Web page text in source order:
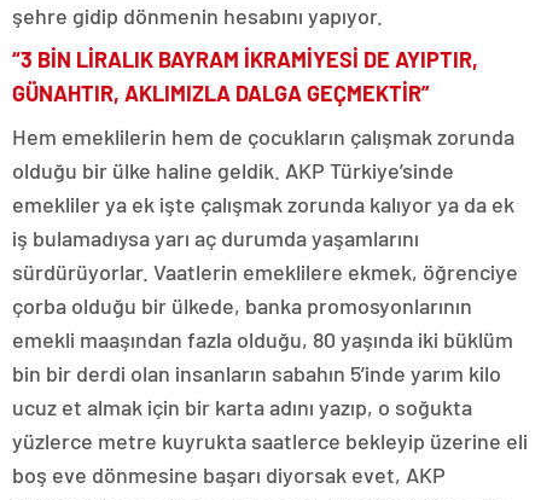
şehre gidip dönmenin hesabını yapıyor.
“3 BİN LİRALIK BAYRAM İKRAMİYESİ DE AYIPTIR,
GÜNAHTIR, AKLIMIZLA DALGA GEÇMEKTİR”
Hem emeklilerin hem de çocukların çalışmak zorunda
olduğu bir ülke haline geldik. AKP Türkiye’sinde
emekliler ya ek işte çalışmak zorunda kalıyor ya da ek
iş bulamadıysa yarı aç durumda yaşamlarını
sürdürüyorlar. Vaatlerin emeklilere ekmek, öğrenciye
çorba olduğu bir ülkede, banka promosyonlarının
emekli maaşından fazla olduğu, 80 yaşında iki büklüm
bin bir derdi olan insanların sabahın 5’inde yarım kilo
ucuz et almak için bir karta adını yazıp, o soğukta
yüzlerce metre kuyrukta saatlerce bekleyip üzerine eli
boş eve dönmesine başarı diyorsak evet, AKP